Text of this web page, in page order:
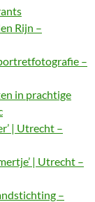
Rijn –
–
in prachtige
| Utrecht –
| Utrecht –
–